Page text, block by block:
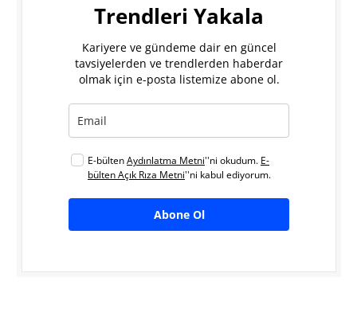
Trendleri Yakala
Kariyere ve gündeme dair en güncel
tavsiyelerden ve trendlerden haberdar
olmak için e-posta listemize abone ol.
E-bültenAydınlatma Metni''ni okudum. E-
bülten Açık Rıza Metni''ni kabul ediyorum.
Abone Ol